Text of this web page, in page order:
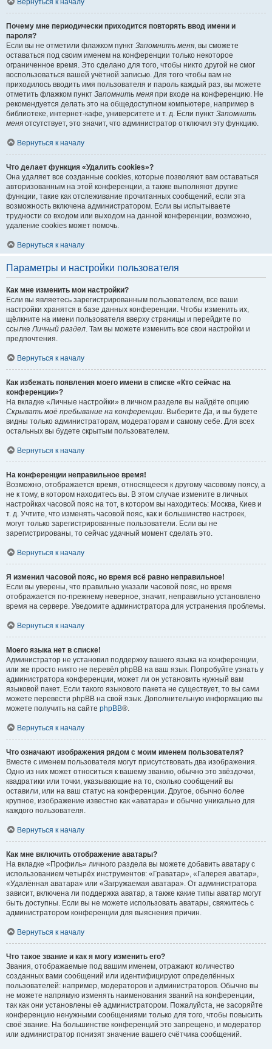
Вернуться к началу
Почему мне периодически приходится повторять ввод имени и
пароля?
Если вы не отметили флажком пункт Запомнить меня, вы сможете
оставаться под своим именем на конференции только некоторое
ограниченное время. Это сделано для того, чтобы никто другой не смог
воспользоваться вашей учётной записью. Для того чтобы вам не
приходилось вводить имя пользователя и пароль каждый раз, вы можете
отметить флажком пункт Запомнить меня при входе на конференцию. Не
рекомендуется делать это на общедоступном компьютере, например в
библиотеке, интернет-кафе, университете и т. д. Если пункт Запомнить
меня отсутствует, это значит, что администратор отключил эту функцию.
Вернуться к началу
Что делает функция «Удалить cookies»?
Она удаляет все созданные cookies, которые позволяют вам оставаться
авторизованным на этой конференции, а также выполняют другие
функции, такие как отслеживание прочитанных сообщений, если эта
возможность включена администратором. Если вы испытываете
трудности со входом или выходом на данной конференции, возможно,
удаление cookies может помочь.
Вернуться к началу
Параметры и настройки пользователя
Как мне изменить мои настройки?
Если вы являетесь зарегистрированным пользователем, все ваши
настройки хранятся в базе данных конференции. Чтобы изменить их,
щёлкните на имени пользователя вверху страницы и перейдите по
ссылкеЛичный раздел. Там вы можете изменить все свои настройки и
предпочтения.
Вернуться к началу
Как избежать появления моего имени в списке «Кто сейчас на
конференции»?
На вкладке «Личные настройки» в личном разделе вы найдёте опцию
Скрывать моё пребывание на конференции. ВыберитеДа, и вы будете
видны только администраторам, модераторам и самому себе. Для всех
остальных вы будете скрытым пользователем.
Вернуться к началу
На конференции неправильное время!
Возможно, отображается время, относящееся к другому часовому поясу, а
не к тому, в котором находитесь вы. В этом случае измените в личных
настройках часовой пояс на тот, в котором вы находитесь: Москва, Киев и
т. д. Учтите, что изменять часовой пояс, как и большинство настроек,
могут только зарегистрированные пользователи. Если вы не
зарегистрированы, то сейчас удачный момент сделать это.
Вернуться к началу
Я изменил часовой пояс, но время всё равно неправильное!
Если вы уверены, что правильно указали часовой пояс, но время
отображается по-прежнему неверное, значит, неправильно установлено
время на сервере. Уведомите администратора для устранения проблемы.
Вернуться к началу
Моего языка нет в списке!
Администратор не установил поддержку вашего языка на конференции,
или же просто никто не перевёл phpBB на ваш язык. Попробуйте узнать у
администратора конференции, может ли он установить нужный вам
языковой пакет. Если такого языкового пакета не существует, то вы сами
можете перевести phpBB на свой язык. Дополнительную информацию вы
можете получить на сайте phpBB®.
Вернуться к началу
Что означают изображения рядом с моим именем пользователя?
Вместе с именем пользователя могут присутствовать два изображения.
Одно из них может относиться к вашему званию, обычно это звёздочки,
квадратики или точки, указывающие на то, сколько сообщений вы
оставили, или на ваш статус на конференции. Другое, обычно более
крупное, изображение известно как «аватара» и обычно уникально для
каждого пользователя.
Вернуться к началу
Как мне включить отображение аватары?
На вкладке «Профиль» личного раздела вы можете добавить аватару с
использованием четырёх инструментов: «Граватар», «Галерея аватар»,
«Удалённая аватара» или «Загружаемая аватара». От администратора
зависит, включена ли поддержка аватар, а также какие типы аватар могут
быть доступны. Если вы не можете использовать аватары, свяжитесь с
администратором конференции для выяснения причин.
Вернуться к началу
Что такое звание и как я могу изменить его?
Звания, отображаемые под вашим именем, отражают количество
созданных вами сообщений или идентифицируют определённых
пользователей: например, модераторов и администраторов. Обычно вы
не можете напрямую изменять наименования званий на конференции,
так как они установлены её администратором. Пожалуйста, не засоряйте
конференцию ненужными сообщениями только для того, чтобы повысить
своё звание. На большинстве конференций это запрещено, и модератор
или администратор понизят значение вашего счётчика сообщений.